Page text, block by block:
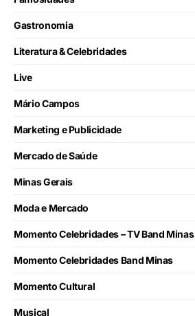
Gastronomia
Literatura & Celebridades
Live
Mário Campos
Marketing e Publicidade
Mercado de Saúde
Minas Gerais
Moda e Mercado
Momento Celebridades – TV Band Minas
Momento Celebridades Band Minas
Momento Cultural
Musical